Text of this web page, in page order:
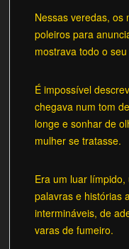
Nessas veredas, os
poleiros para
mostrava todo o
É impossível
chegava num tom
longe e sonhar de
mulher se tratasse.
Era um luar
palavras e histórias
intermináveis, de
varas de fumeiro.